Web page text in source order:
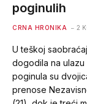
poginulih
CRNA HRONIKA 2
U teškoj
dogodila na
poginula su
prenose